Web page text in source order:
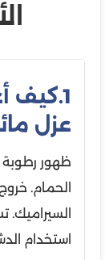
1.كيف
عزل
ظهور
الحمام.
السيراميك.
استخدام